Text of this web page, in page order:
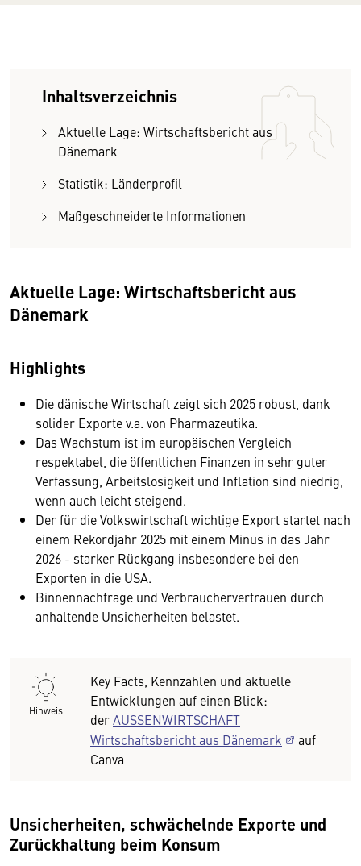
Inhaltsverzeichnis
Aktuelle Lage: Wirtschaftsbericht aus
Dänemark
Statistik: Länderprofil
Maßgeschneiderte Informationen
Aktuelle Lage: Wirtschaftsbericht aus
Dänemark
Highlights
Die dänische Wirtschaft zeigt sich 2025 robust, dank
solider Exporte v.a. von Pharmazeutika.
Das Wachstum ist im europäischen Vergleich
respektabel, die öffentlichen Finanzen in sehr guter
Verfassung, Arbeitslosigkeit und Inflation sind niedrig,
wenn auch leicht steigend.
Der für die Volkswirtschaft wichtige Export startet nach
einem Rekordjahr 2025 mit einem Minus in das Jahr
2026 - starker Rückgang insbesondere bei den
Exporten in die USA.
Binnennachfrage und Verbrauchervertrauen durch
anhaltende Unsicherheiten belastet.
Hinweis
Key Facts, Kennzahlen und aktuelle
Entwicklungen auf einen Blick:
derAUSSENWIRTSCHAFT
Wirtschaftsbericht aus Dänemark
auf
Canva
Unsicherheiten, schwächelnde Exporte und
Zurückhaltung beim Konsum